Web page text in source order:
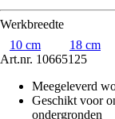
Werkbreedte
10 cm
18 cm
Art.nr. 10665125
Meegeleverd
Geschikt voor
ondergronden